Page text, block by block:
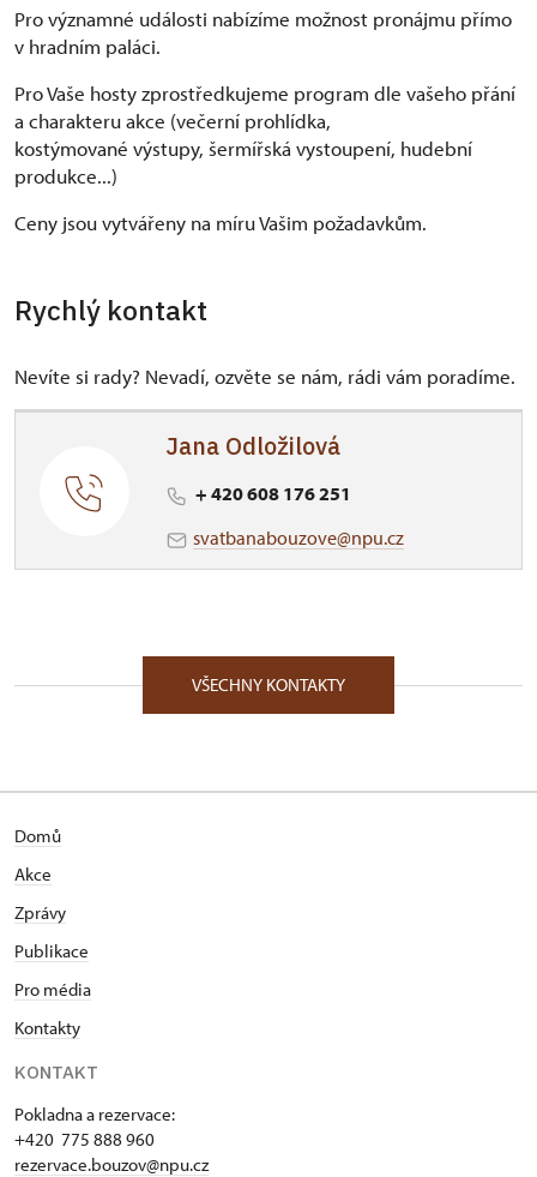
Pro významné události nabízíme možnost pronájmu přímo
v hradním paláci.
Pro Vaše hosty zprostředkujeme program dle vašeho přání
a charakteru akce (večerní prohlídka,
kostýmované výstupy, šermířská vystoupení, hudební
produkce...)
Ceny jsou vytvářeny na míru Vašim požadavkům.
Rychlý kontakt
Nevíte si rady? Nevadí, ozvěte se nám, rádi vám poradíme.
Jana Odložilová
+ 420 608 176 251
svatbanabouzove@npu.cz
VŠECHNY KONTAKTY
Domů
Akce
Zprávy
Publikace
Pro média
Kontakty
KONTAKT
Pokladna a rezervace:
+420 775 888 960
rezervace.bouzov@npu.cz